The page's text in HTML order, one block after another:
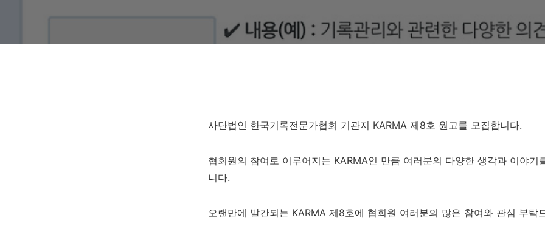
사단법인 한국기록전문가협회 기관지 KARMA 제8호 원고를 모집합니다.
협회원의 참여로 이루어지는 KARMA인 만큼 여러분의 다양한 생각과 이야기
니다.
오랜만에 발간되는 KARMA 제8호에 협회원 여러분의 많은 참여와 관심 부탁